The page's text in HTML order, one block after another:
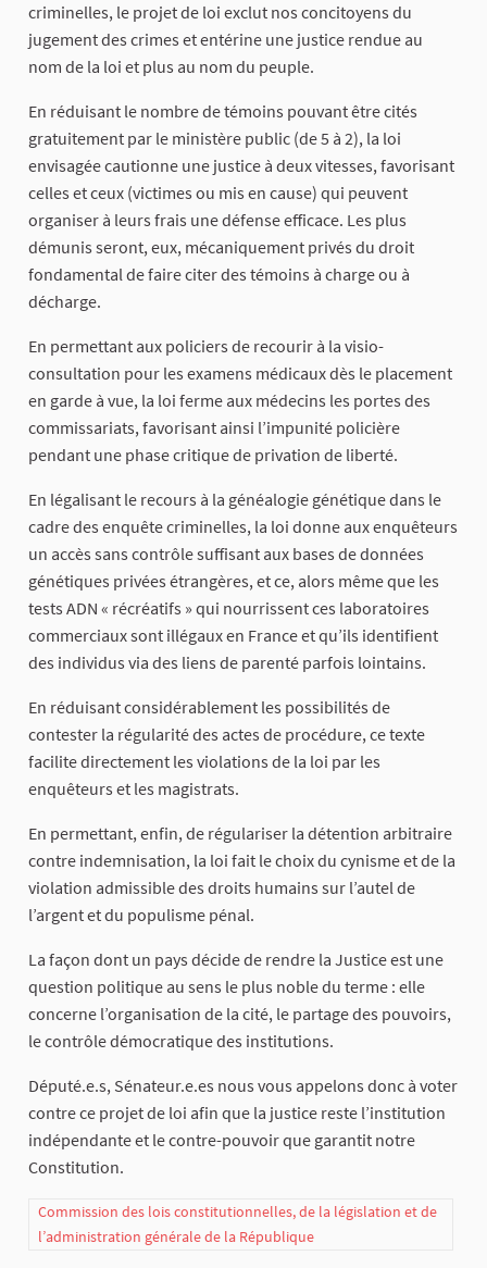
criminelles, le projet de loi exclut nos concitoyens du
jugement des crimes et entérine une justice rendue au
nom de la loi et plus au nom du peuple.
En réduisant le nombre de témoins pouvant être cités
gratuitement par le ministère public (de 5 à 2), la loi
envisagée cautionne une justice à deux vitesses, favorisant
celles et ceux (victimes ou mis en cause) qui peuvent
organiser à leurs frais une défense efficace. Les plus
démunis seront, eux, mécaniquement privés du droit
fondamental de faire citer des témoins à charge ou à
décharge.
En permettant aux policiers de recourir à la visio-
consultation pour les examens médicaux dès le placement
en garde à vue, la loi ferme aux médecins les portes des
commissariats, favorisant ainsi l’impunité policière
pendant une phase critique de privation de liberté.
En légalisant le recours à la généalogie génétique dans le
cadre des enquête criminelles, la loi donne aux enquêteurs
un accès sans contrôle suffisant aux bases de données
génétiques privées étrangères, et ce, alors même que les
tests ADN « récréatifs » qui nourrissent ces laboratoires
commerciaux sont illégaux en France et qu’ils identifient
des individus via des liens de parenté parfois lointains.
En réduisant considérablement les possibilités de
contester la régularité des actes de procédure, ce texte
facilite directement les violations de la loi par les
enquêteurs et les magistrats.
En permettant, enfin, de régulariser la détention arbitraire
contre indemnisation, la loi fait le choix du cynisme et de la
violation admissible des droits humains sur l’autel de
l’argent et du populisme pénal.
La façon dont un pays décide de rendre la Justice est une
question politique au sens le plus noble du terme : elle
concerne l’organisation de la cité, le partage des pouvoirs,
le contrôle démocratique des institutions.
Député.e.s, Sénateur.e.es nous vous appelons donc à voter
contre ce projet de loi afin que la justice reste l’institution
indépendante et le contre-pouvoir que garantit notre
Constitution.
Commission des lois constitutionnelles, de la législation et de
l’administration générale de la République